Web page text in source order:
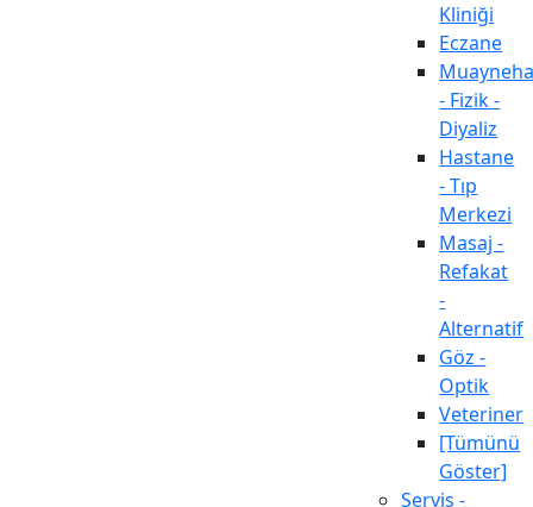
Kliniği
Eczane
- Fizik -
Diyaliz
Hastane
- Tıp
Merkezi
Masaj -
Refakat
-
Alternatif
Göz -
Optik
Veteriner
[Tümünü
Göster]
Servis -